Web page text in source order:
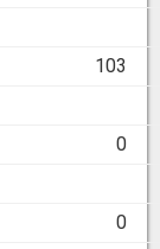
103
0
0